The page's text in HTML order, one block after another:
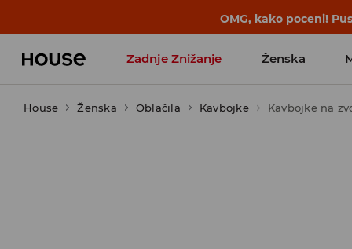
BACK TO SCHOOL📒Najboljše
Zadnje Znižanje Ženska
Favoriti vplivnežev
House Ženska Oblačila Kavbojke Kavbojke na